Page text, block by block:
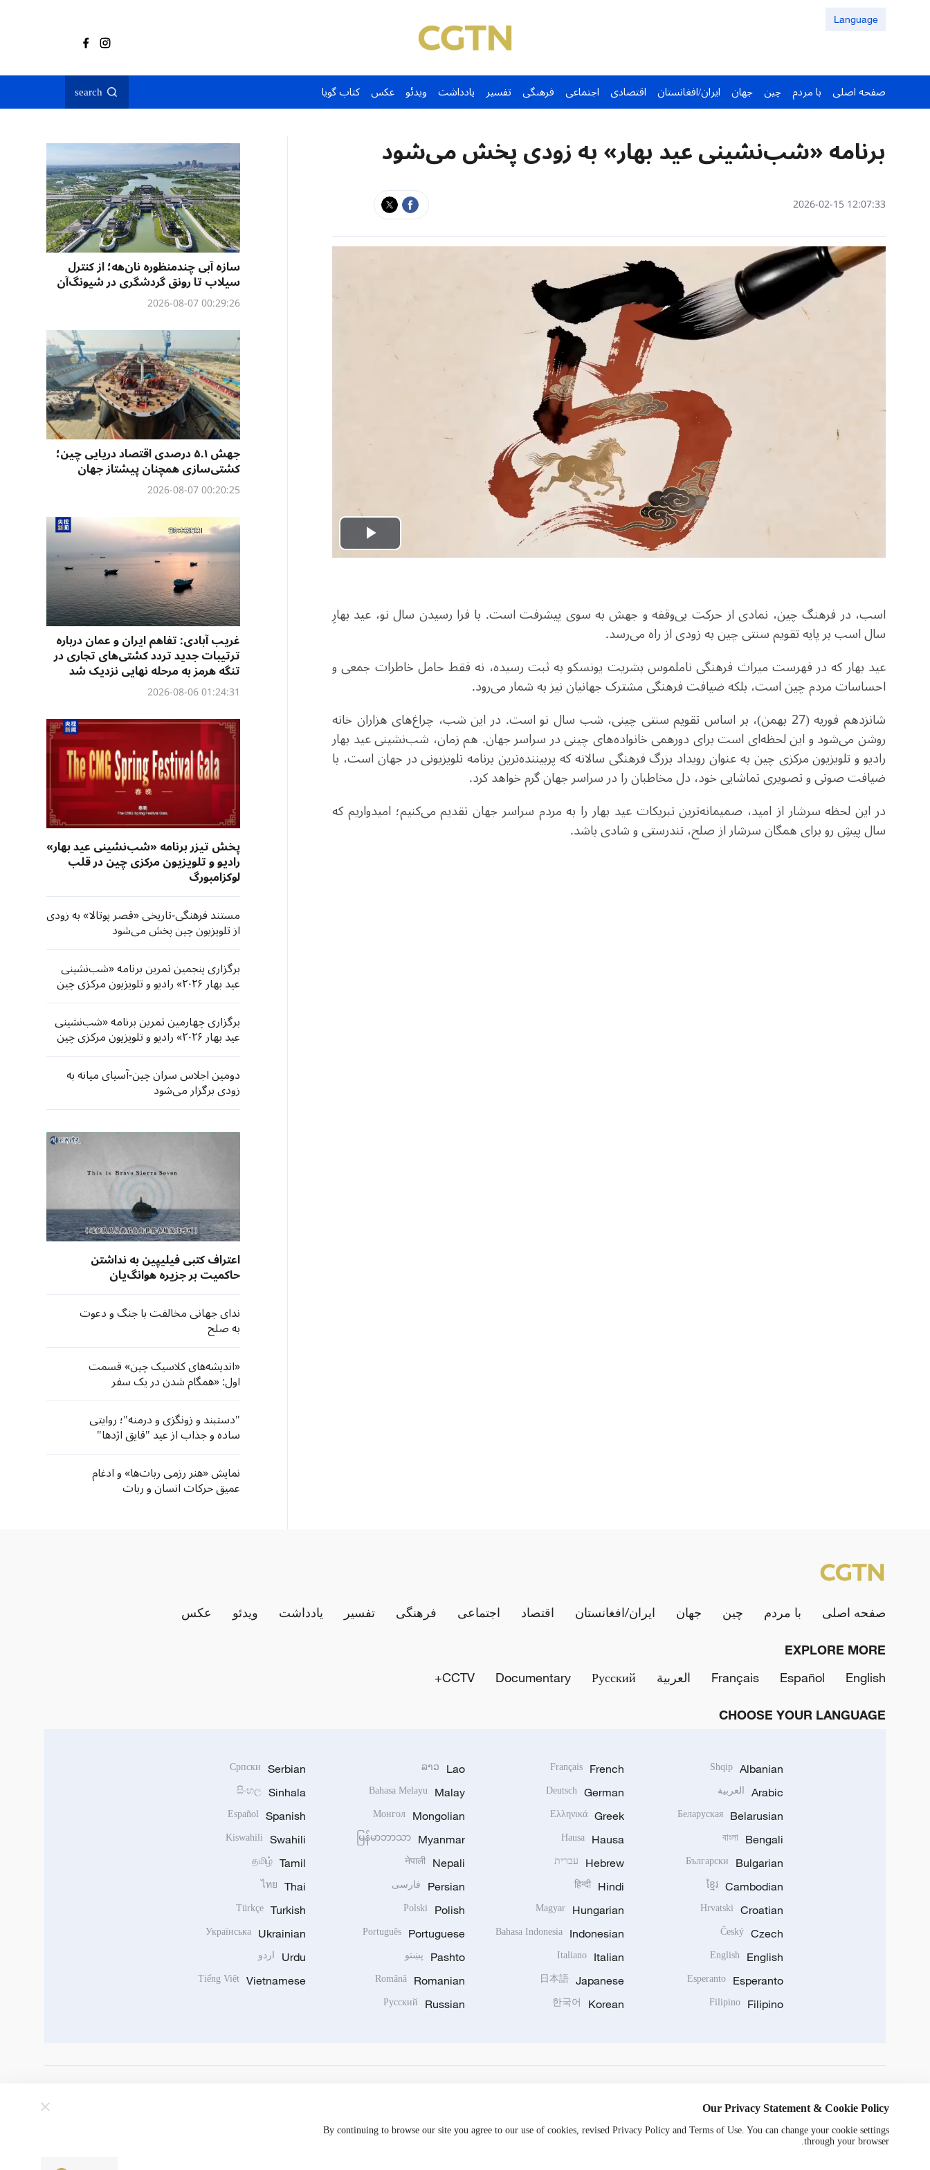
Language
صفحه اصلی با مردم چین جهان ایران/افغانستان اقتصادی اجتماعی فرهنگی تفسیر یادداشت ویدئو عکس کتاب گویا search
برنامه «شب‌نشینی عید بهار» به زودی پخش می‌شود
12:07:33 2026-02-15
Play
اسب، در فرهنگ چین، نمادی از حرکت بی‌وقفه و جهش به سوی پیشرفت است. با فرا رسیدن سال نو، عید بهارِ
سال اسب بر پایه تقویم سنتی چین به‌ زودی از راه می‌رسد.
عید بهار که در فهرست میراث فرهنگی ناملموس بشریت یونسکو به ثبت رسیده، نه فقط حامل خاطرات جمعی و
احساسات مردم چین است، بلکه ضیافت فرهنگی مشترک جهانیان نیز به شمار می‌رود.
شانزدهم فوریه (27 بهمن)، بر اساس تقویم سنتی چینی، شب سال نو است. در این شب، چراغ‌های هزاران خانه
روشن می‌شود و این لحظه‌ای است برای دورهمی خانواده‌های چینی در سراسر جهان. هم‌ زمان، شب‌نشینی عید بهار
رادیو و تلویزیون مرکزی چین به عنوان رویداد بزرگ فرهنگی سالانه که پربیننده‌ترین برنامه تلویزیونی در جهان است، با
ضیافت صوتی و تصویری تماشایی خود، دل مخاطبان را در سراسر جهان گرم خواهد کرد.
در این لحظه سرشار از امید، صمیمانه‌ترین تبریکات عید بهار را به مردم سراسر جهان تقدیم می‌کنیم؛ امیدواریم که
سال پیشِ رو برای همگان سرشار از صلح، تندرستی و شادی باشد.
سازه آبی چندمنظوره نان‌هه؛ از کنترل
سیلاب تا رونق گردشگری در شیونگ‌آن
00:29:26 2026-08-07
جهش ۵.۱ درصدی اقتصاد دریایی چین؛
کشتی‌سازی همچنان پیشتاز جهان
00:20:25 2026-08-07
غریب آبادی: تفاهم ایران و عمان درباره
ترتیبات جدید تردد کشتی‌های تجاری در
تنگه هرمز به مرحله نهایی نزدیک شد
01:24:31 2026-08-06
پخش تیزر برنامه «شب‌نشینی عید بهار»
رادیو و تلویزیون مرکزی چین در قلب
لوکزامبورگ
مستند فرهنگی-تاریخی «قصر پوتالا» به زودی
از تلویزیون چین پخش می‌شود
برگزاری پنجمین تمرین برنامه «شب‌نشینی
عید بهار ۲۰۲۶» رادیو و تلویزیون مرکزی چین
برگزاری چهارمین تمرین برنامه «شب‌نشینی
عید بهار ۲۰۲۶» رادیو و تلویزیون مرکزی چین
دومین اجلاس سران چین-آسیای میانه به
زودی برگزار می‌شود
اعتراف کتبی فیلیپین به نداشتن
حاکمیت بر جزیره هوانگ‌یان
ندای جهانی مخالفت با جنگ و دعوت
به صلح
«اندیشه‌های کلاسیک چین» قسمت
اول: «همگام شدن در یک سفر
مشترک»
"دستبند و زونگزی و درمنه"؛ روایتی
ساده و جذاب از عید "قایق اژدها"
نمایش «هنر رزمی ربات‌ها» و ادغام
عمیق حرکات انسان و ربات
صفحه اصلی با مردم چین جهان ایران/افغانستان اقتصاد اجتماعی فرهنگی تفسیر یادداشت ویدئو عکس
EXPLORE MORE
English
Español
Français العربية Русский
Documentary
CCTV+
CHOOSE YOUR LANGUAGE
Albanian
Shqip
Arabic العربية
Belarusian
Беларуская
Bengali
বাংলা
Bulgarian
Български
Cambodian
ខ្មែរ
Croatian
Hrvatski
Czech
Český
English
English
Esperanto
Esperanto
Filipino
Filipino
French
Français
German
Deutsch
Greek
Ελληνικά
Hausa
Hausa
Hebrew עברית
Hindi
हिन्दी
Hungarian
Magyar
Indonesian
Bahasa Indonesia
Italian
Italiano
Japanese
日本語
Korean
한국어
Lao
ລາວ
Malay
Bahasa Melayu
Mongolian
Монгол
Myanmar
မြန်မာဘာသာ
Nepali
नेपाली
Persian فارسی
Polish
Polski
Portuguese
Português
Pashto پښتو
Romanian
Română
Russian
Русский
Serbian
Српски
Sinhala
සිංහල
Spanish
Español
Swahili
Kiswahili
Tamil
தமிழ்
Thai
ไทย
Turkish
Türkçe
Ukrainian
Українська
Urdu اردو
Vietnamese
Tiếng Việt
Our Privacy Statement & Cookie Policy
By continuing to browse our site you agree to our use of cookies, revised Privacy Policy and Terms of Use. You can change your cookie settings
through your browser.